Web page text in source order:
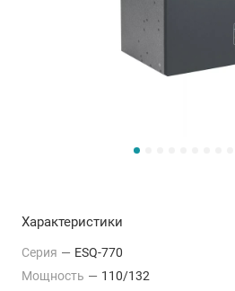
Характеристики
Серия — ESQ-770
Мощность — 110/132